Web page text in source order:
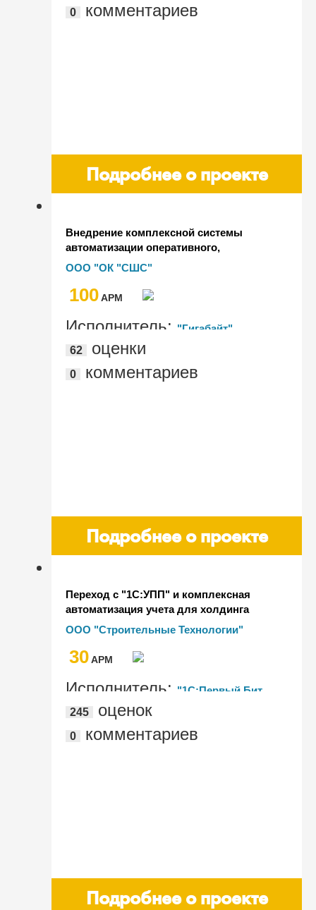
0 комментариев
Подробнее о проекте
Внедрение комплексной системы
автоматизации оперативного,
управленческого, регламентированного
"Сибшахтострой" на базе "1С:ERP УСО"
ООО "ОК "СШС"
100AРМ
Исполнитель: "Гигабайт"
62
оценки
0 комментариев
Подробнее о проекте
Переход с "1С:УПП" и комплексная
автоматизация учета для холдинга
ООО "Строительные Технологии"
ООО "Строительные Технологии"
30AРМ
Исполнитель: "1C:Первый Бит,
Нижний Новгород, пл. Минина"
245 оценок
0 комментариев
Подробнее о проекте